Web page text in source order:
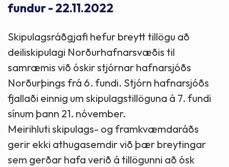
fundur - 22.11.2022
Skipulagsráðgjafi hefur breytt tillögu að
deiliskipulagi Norðurhafnarsvæðis til
samræmis við óskir stjórnar hafnarsjóðs
Norðurþings frá 6. fundi. Stjórn hafnarsjóðs
fjallaði einnig um skipulagstillöguna á 7. fundi
sínum þann 21. nóvember.
Meirihluti skipulags- og framkvæmdaráðs
gerir ekki athugasemdir við þær breytingar
sem gerðar hafa verið á tillögunni að ósk